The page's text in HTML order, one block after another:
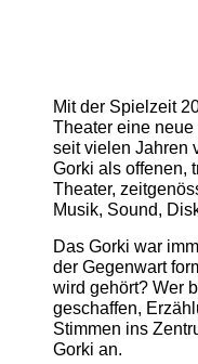
Mit der Spielzeit
Theater eine
seit vielen Jahren
Gorki als offenen,
Theater,
Musik, Sound,
Das Gorki war
der Gegenwart
wird gehört? Wer
geschaffen,
Stimmen ins
Gorki an.